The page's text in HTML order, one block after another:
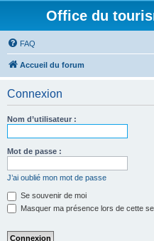
Office du
FAQ
Accueil du forum
Connexion
Nom d’utilisateur :
Mot de passe :
J’ai oublié mon mot de passe
Se souvenir de moi
Masquer ma présence lors de cette